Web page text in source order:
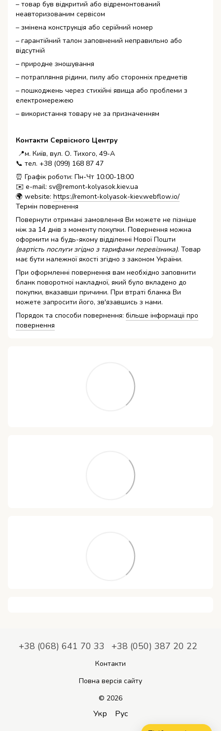
– товар був відкритий або відремонтований
неавторизованим сервісом
– змінена конструкція або серійний номер
– гарантійний талон заповнений неправильно або
відсутній
– природне зношування
– потрапляння рідини, пилу або сторонніх предметів
– пошкоджень через стихійні явища або проблеми з
електромережею
– використання товару не за призначенням
Контакти Сервісного Центру
📍м. Київ, вул. О. Тихого, 49-А
📞 тел. +38 (099) 168 87 47
⏰ Графік роботи: Пн-Чт 10:00-18:00
✉️ e-mail: sv@remont-kolyasok.kiev.ua
🌍 website: https://remont-kolyasok-kiev.webflow.io/
Термін повернення
Повернути отримані замовлення Ви можете не пізніше
ніж за 14 днів з моменту покупки. Повернення можна
оформити на будь-якому відділенні Нової Пошти
(вартість послуги згідно з тарифами перевізника). Товар
має бути належної якості згідно з законом України.
При оформленні повернення вам необхідно заповнити
бланк поворотної накладної, який було вкладено до
покупки, вказавши причини. При втраті бланка Ви
можете запросити його, зв'язавшись з нами.
Порядок та способи повернення: більше інформаціі про
повернення
+38 (068) 641 70 33 +38 (050) 387 20 22
Контакти
Повна версія сайту
© 2026
Укр Рус